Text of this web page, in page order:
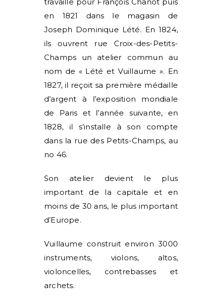
en 1821 dans le magasin de
Joseph Dominique Lété. En 1824,
ils ouvrent rue Croix-des-Petits-
Champs un atelier commun au
nom de « Lété et Vuillaume ». En
1827, il reçoit sa première médaille
d’argent à l’exposition mondiale
de Paris et l’année suivante, en
1828, il s’installe à son compte
dans la rue des Petits-Champs, au
no 46.
Son atelier devient le plus
important de la capitale et en
moins de 30 ans, le plus important
d’Europe.
Vuillaume construit environ 3000
instruments, violons, altos,
violoncelles, contrebasses et
archets.